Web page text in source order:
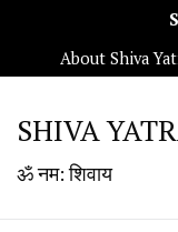
About Shiva
SHIVA
ॐ नम: शिवाय